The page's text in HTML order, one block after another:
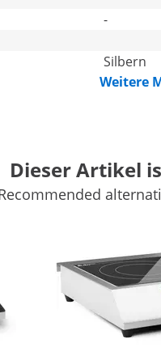
-
Silbern
Weitere
Dieser Artikel
aus
von Royal
magnetisches
leistungsstarken
Art.
beim